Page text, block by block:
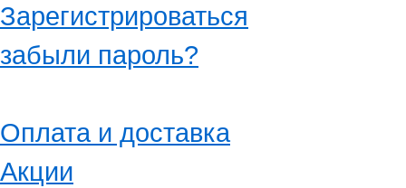
Зарегистрироваться
забыли пароль?
Оплата и доставка
Акции